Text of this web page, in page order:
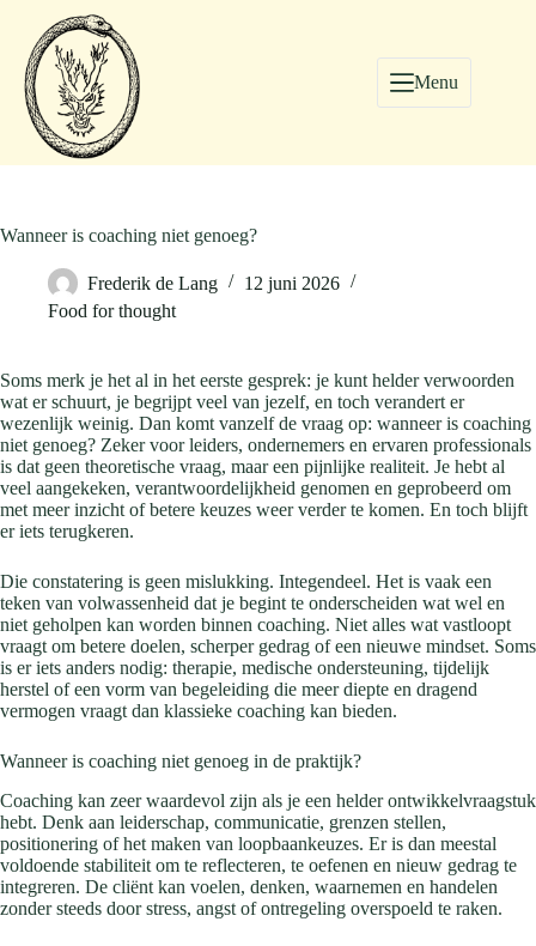
Menu
Wanneer is coaching niet genoeg?
Frederik de Lang
12 juni 2026
Food for thought
Soms merk je het al in het eerste gesprek: je kunt helder verwoorden
wat er schuurt, je begrijpt veel van jezelf, en toch verandert er
wezenlijk weinig. Dan komt vanzelf de vraag op: wanneer is coaching
niet genoeg? Zeker voor leiders, ondernemers en ervaren professionals
is dat geen theoretische vraag, maar een pijnlijke realiteit. Je hebt al
veel aangekeken, verantwoordelijkheid genomen en geprobeerd om
met meer inzicht of betere keuzes weer verder te komen. En toch blijft
er iets terugkeren.
Die constatering is geen mislukking. Integendeel. Het is vaak een
teken van volwassenheid dat je begint te onderscheiden wat wel en
niet geholpen kan worden binnen coaching. Niet alles wat vastloopt
vraagt om betere doelen, scherper gedrag of een nieuwe mindset. Soms
is er iets anders nodig: therapie, medische ondersteuning, tijdelijk
herstel of een vorm van begeleiding die meer diepte en dragend
vermogen vraagt dan klassieke coaching kan bieden.
Wanneer is coaching niet genoeg in de praktijk?
Coaching kan zeer waardevol zijn als je een helder ontwikkelvraagstuk
hebt. Denk aan leiderschap, communicatie, grenzen stellen,
positionering of het maken van loopbaankeuzes. Er is dan meestal
voldoende stabiliteit om te reflecteren, te oefenen en nieuw gedrag te
integreren. De cliënt kan voelen, denken, waarnemen en handelen
zonder steeds door stress, angst of ontregeling overspoeld te raken.